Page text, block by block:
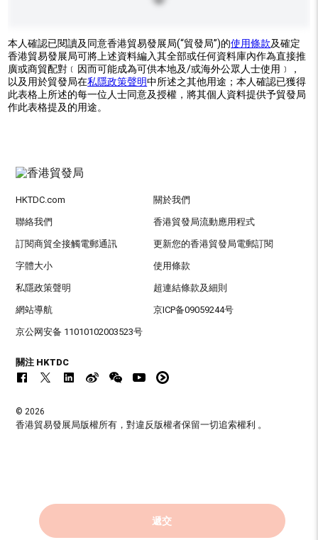
本人確認已閱讀及同意香港貿易發展局(“貿發局”)的使用條款及確定
香港貿易發展局可將上述資料編入其全部或任何資料庫內作為直接推
廣或商貿配對﹝因而可能成為可供本地及/或海外公眾人士使用﹞，
以及用於貿發局在私隱政策聲明中所述之其他用途；本人確認已獲得
此表格上所述的每一位人士同意及授權，將其個人資料提供予貿發局
作此表格提及的用途。
遞交
HKTDC.com 關於我們
聯絡我們 香港貿發局流動應用程式
訂閱商貿全接觸電郵通訊 更新您的香港貿發局電郵訂閱
字體大小 使用條款
私隱政策聲明 超連結條款及細則
網站導航 京ICP备09059244号
京公网安备 11010102003523号
關注 HKTDC
© 2026
香港貿易發展局版權所有，對違反版權者保留一切追索權利 。